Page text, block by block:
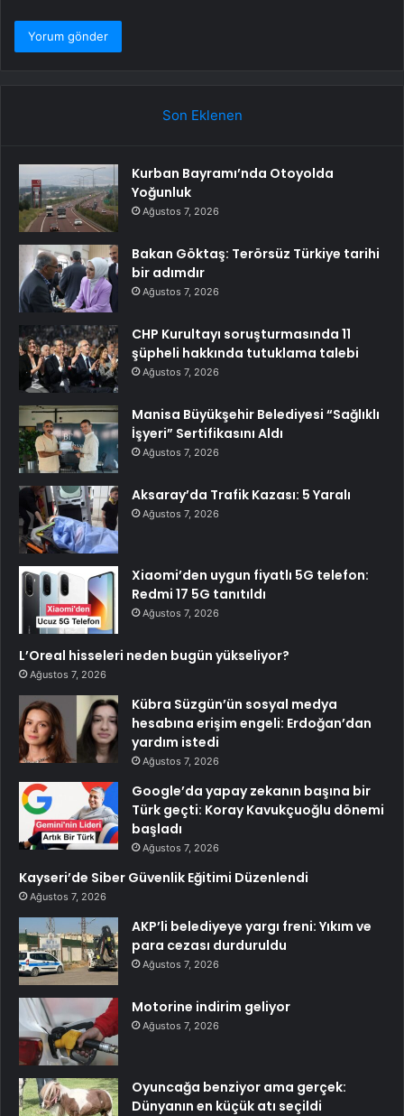
Son Eklenen
Kurban Bayramı’nda Otoyolda
Yoğunluk
Ağustos 7, 2026
Bakan Göktaş: Terörsüz Türkiye tarihi
bir adımdır
Ağustos 7, 2026
CHP Kurultayı soruşturmasında 11
şüpheli hakkında tutuklama talebi
Ağustos 7, 2026
Manisa Büyükşehir Belediyesi “Sağlıklı
İşyeri” Sertifikasını Aldı
Ağustos 7, 2026
Aksaray’da Trafik Kazası: 5 Yaralı
Ağustos 7, 2026
Xiaomi’den uygun fiyatlı 5G telefon:
Redmi 17 5G tanıtıldı
Ağustos 7, 2026
L’Oreal hisseleri neden bugün yükseliyor?
Ağustos 7, 2026
Kübra Süzgün’ün sosyal medya
hesabına erişim engeli: Erdoğan’dan
yardım istedi
Ağustos 7, 2026
Google’da yapay zekanın başına bir
Türk geçti: Koray Kavukçuoğlu dönemi
başladı
Ağustos 7, 2026
Kayseri’de Siber Güvenlik Eğitimi Düzenlendi
Ağustos 7, 2026
AKP’li belediyeye yargı freni: Yıkım ve
para cezası durduruldu
Ağustos 7, 2026
Motorine indirim geliyor
Ağustos 7, 2026
Oyuncağa benziyor ama gerçek:
Dünyanın en küçük atı seçildi